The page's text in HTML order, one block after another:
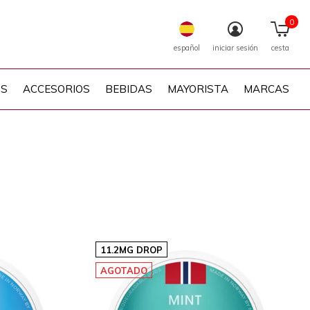
ACCESORIOS BEBIDAS MAYORISTA MARCAS
español iniciar sesión cesta
0
11.2MG DROP
AGOTADO